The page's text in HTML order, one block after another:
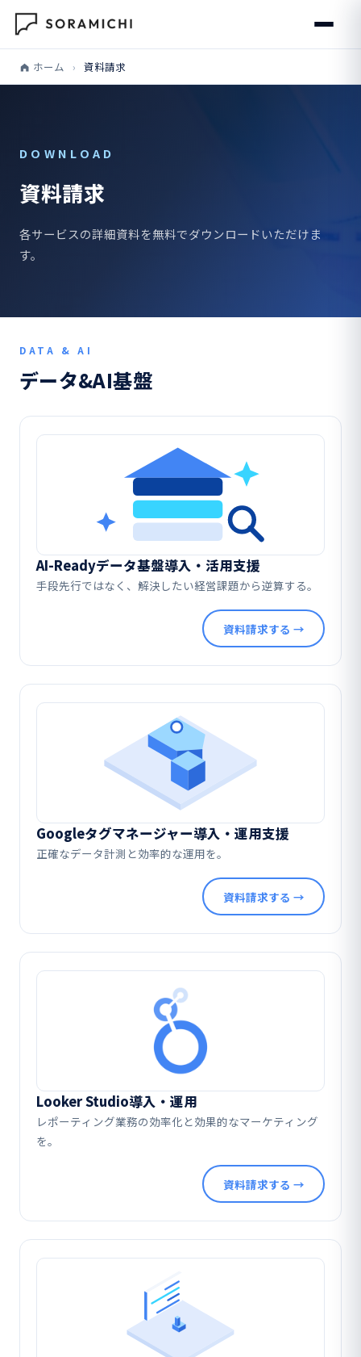
ホーム › 資料請求
DOWNLOAD
資料請求
各サービスの詳細資料を無料でダウンロードいただけま
す。
DATA & AI
データ&AI基盤
AI-Readyデータ基盤導入・活用支援
手段先行ではなく、解決したい経営課題から逆算する。
資料請求する →
Googleタグマネージャー導入・運用支援
正確なデータ計測と効率的な運用を。
資料請求する →
Looker Studio導入・運用
レポーティング業務の効率化と効果的なマーケティング
を。
資料請求する →